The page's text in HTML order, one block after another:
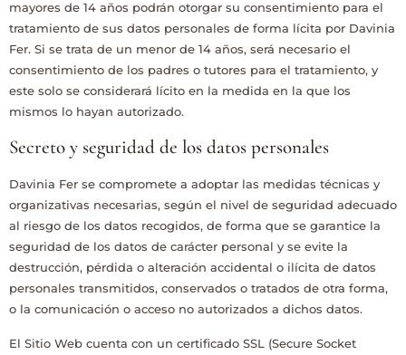
mayores de 14 años podrán otorgar su consentimiento para el
tratamiento de sus datos personales de forma lícita por Davinia
Fer. Si se trata de un menor de 14 años, será necesario el
consentimiento de los padres o tutores para el tratamiento, y
este solo se considerará lícito en la medida en la que los
mismos lo hayan autorizado.
Secreto y seguridad de los datos personales
Davinia Fer se compromete a adoptar las medidas técnicas y
organizativas necesarias, según el nivel de seguridad adecuado
al riesgo de los datos recogidos, de forma que se garantice la
seguridad de los datos de carácter personal y se evite la
destrucción, pérdida o alteración accidental o ilícita de datos
personales transmitidos, conservados o tratados de otra forma,
o la comunicación o acceso no autorizados a dichos datos.
El Sitio Web cuenta con un certificado SSL (Secure Socket